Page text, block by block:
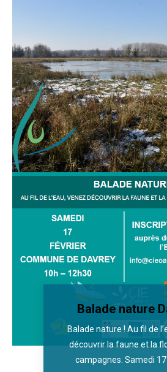
Balade nature
Balade nature ! Au fil de
découvrir la faune et la
campagnes. Samedi 17